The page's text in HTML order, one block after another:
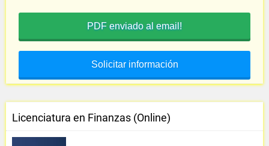
PDF enviado al email!
Solicitar información
Licenciatura en Finanzas (Online)